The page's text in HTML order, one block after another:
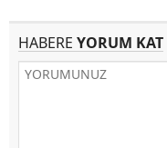
HABERE YORUM KAT